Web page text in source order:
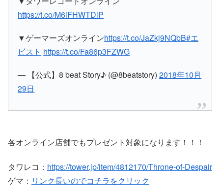
https://t.co/M6iFHWTDlP
▼ゲーマーズオンラインhttps://t.co/JaZkj9NQbB#エ
ビスト https://t.co/Fa86p3FZWG
— 【公式】8 beat Story♪ (@8beatstory)2018年10月
29日
各オンライン店舗でもプレゼント対象になります！！！
タワレコ： https://tower.jp/item/4812170/Throne-of-Despair
ゲマ： リンク長いのでコチラをクリック